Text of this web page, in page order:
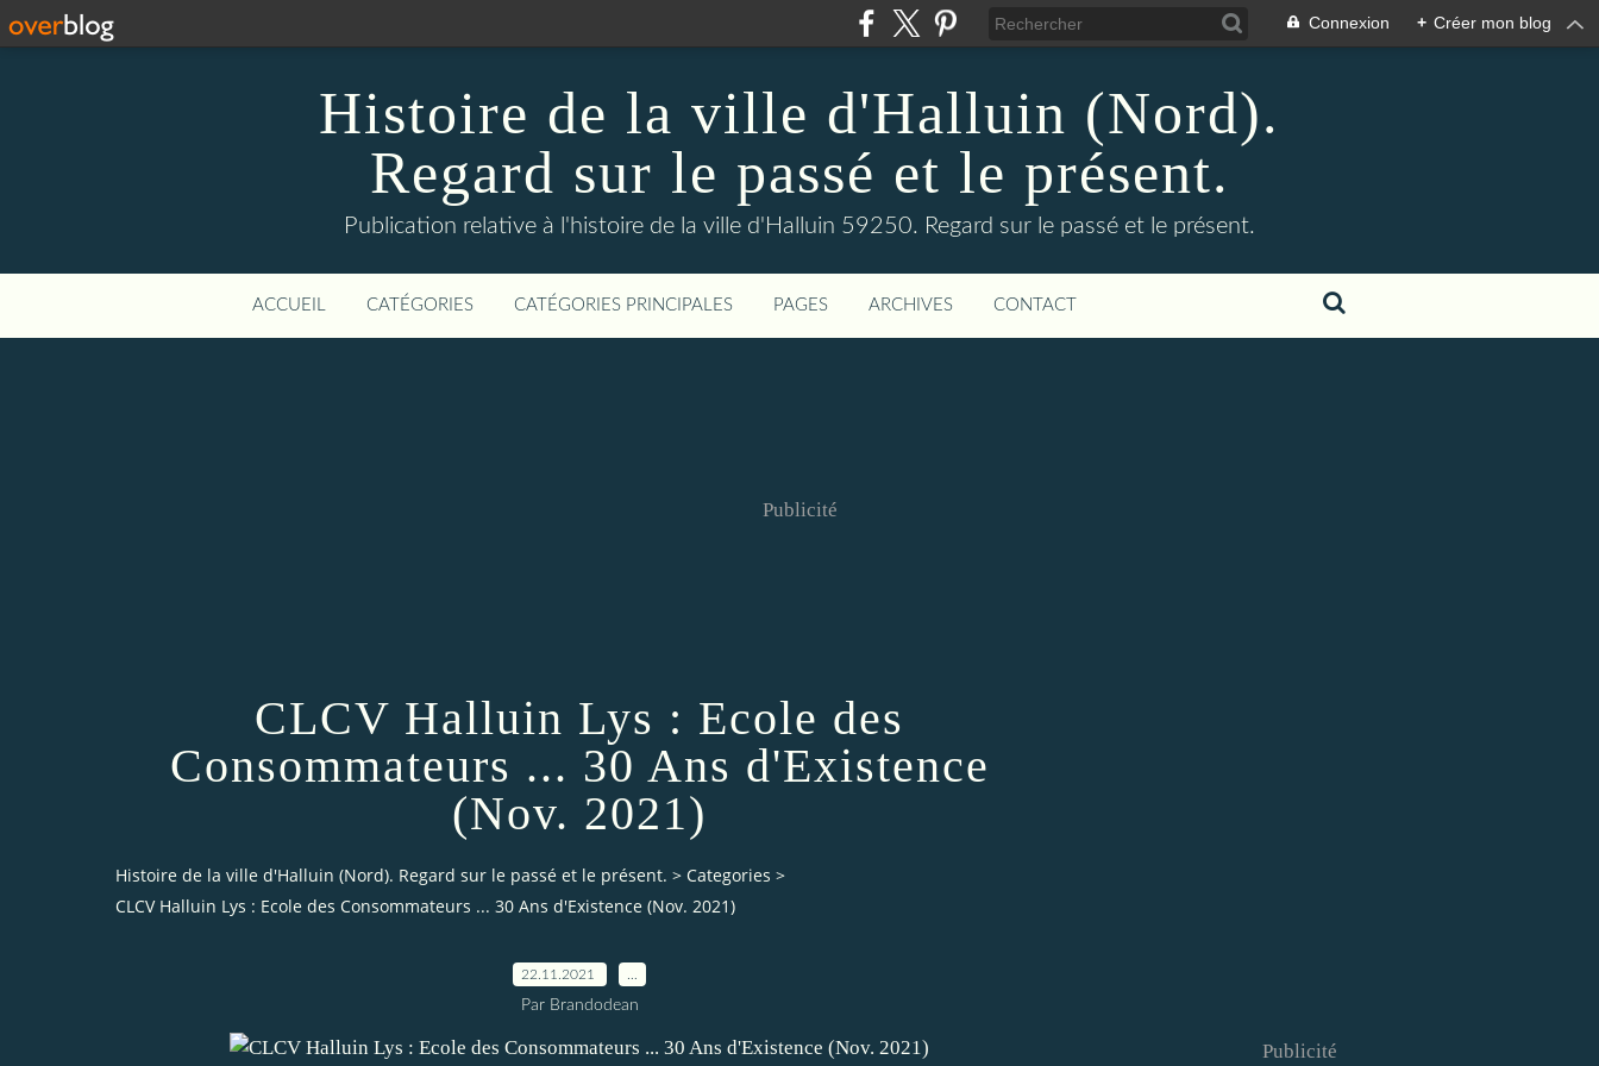
Connexion + Créer mon blog
Histoire de la ville d'Halluin (Nord).
Regard sur le passé et le présent.
Publication relative à l'histoire de la ville d'Halluin 59250. Regard sur le passé et le présent.
ACCUEIL CATÉGORIES CATÉGORIES PRINCIPALES PAGES ARCHIVES CONTACT
Publicité
CLCV Halluin Lys : Ecole des
Consommateurs ... 30 Ans d'Existence
(Nov. 2021)
Histoire de la ville d'Halluin (Nord). Regard sur le passé et le présent. > Categories >
CLCV Halluin Lys : Ecole des Consommateurs ... 30 Ans d'Existence (Nov. 2021)
22.11.2021
Par Brandodean
Publicité